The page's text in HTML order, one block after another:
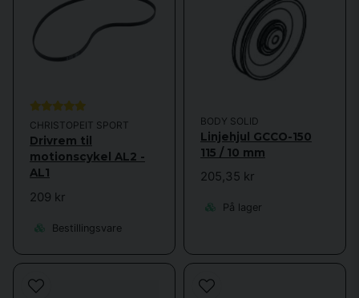
CHRISTOPEIT SPORT
Drivrem til
motionscykel AL2 -
AL1
209 kr
Bestillingsvare
BODY SOLID
Linjehjul GCCO-150
115 / 10 mm
205,35 kr
På lager